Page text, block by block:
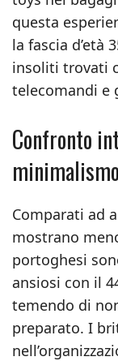
questa
la fascia d’età
insoliti trovati
telecomandi e
Confronto
Comparati ad
mostrano
portoghesi
ansiosi con il
temendo di
preparato. I